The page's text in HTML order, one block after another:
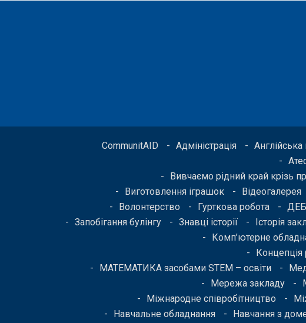
CommunitAID Адміністрація
Вивчаємо рідний край крізь
Виготовлення іграшок
Відеогалерея
Волонтерство
Гурткова робота
Запобігання булінгу
Знавці історії Історія
Комп’ютерне
Концепція
МАТЕМАТИКА засобами STEM – освіти
Мережа закладу
Міжнародне співробітництво
Навчальне обладнання
Навчання з